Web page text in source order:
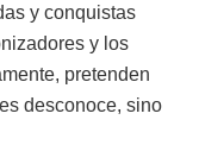
y conquistas
y los
pretenden
desconoce, sino